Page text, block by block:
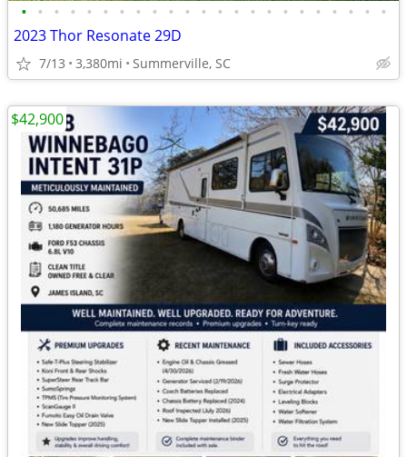
• • • • • • • • • • • • • • • • • • • • • • •
2023 Thor Resonate 29D
7/13 3,380mi Summerville, SC
$42,900